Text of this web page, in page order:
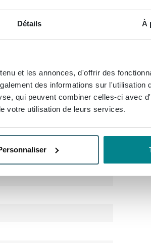
Détails À
et les annonces, d'offrir des
des informations sur l'utilisation
qui peuvent combiner celles-ci avec
votre utilisation de leurs services.
toujours comme neuf.